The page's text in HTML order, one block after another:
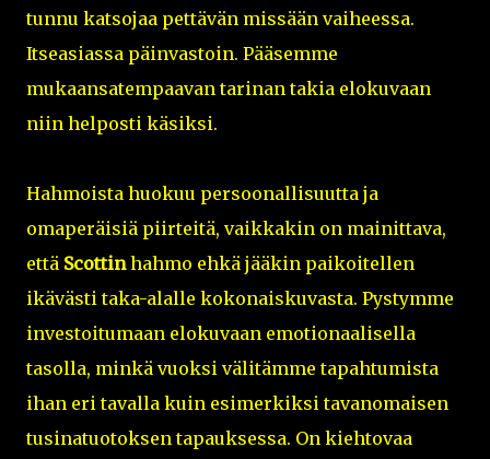
tunnu katsojaa pettävän missään vaiheessa.
Itseasiassa päinvastoin. Pääsemme
mukaansatempaavan tarinan takia elokuvaan
niin helposti käsiksi.
Hahmoista huokuu persoonallisuutta ja
omaperäisiä piirteitä, vaikkakin on mainittava,
että Scottinhahmo ehkä jääkin paikoitellen
ikävästi taka-alalle kokonaiskuvasta. Pystymme
investoitumaan elokuvaan emotionaalisella
tasolla, minkä vuoksi välitämme tapahtumista
ihan eri tavalla kuin esimerkiksi tavanomaisen
tusinatuotoksen tapauksessa. On kiehtovaa